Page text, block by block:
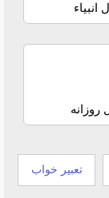
انبیاء
روزانه
تعبیر خواب